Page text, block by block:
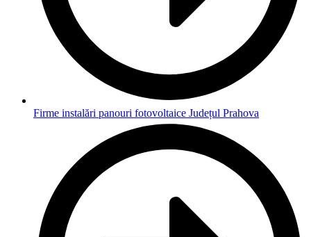
Firme instalări panouri fotovoltaice Județul Prahova